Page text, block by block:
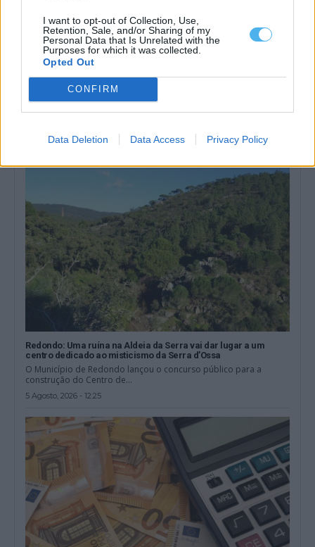
I want to opt-out of Collection, Use,
Retention, Sale, and/or Sharing of my
Personal Data that Is Unrelated with the
Purposes for which it was collected.
Opted Out
CONFIRM
Data Deletion Data Access Privacy Policy
Alentejo é finalista dos Olive Travel & Taste Awards
O Alentejo foi selecionado como um dos quatro finalistas da
5 Agosto, 2026 - 17:30
Redondo: Uma ruína na Aldeia da Serra vai dar lugar a um
centro dedicado ao misticismo da Serra d’Ossa
O Município de Redondo lançou o concurso público para a
construção do Centro de...
5 Agosto, 2026 - 12:25